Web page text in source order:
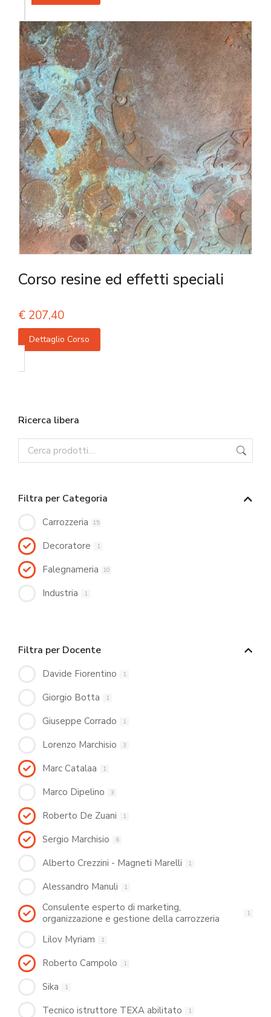
Corso resine ed effetti speciali
€ 207,40
Dettaglio Corso
Ricerca libera
Filtra per Categoria
Carrozzeria 15
Decoratore 1
Falegnameria 10
Industria 1
Filtra per Docente
Davide Fiorentino 1
Giorgio Botta 1
Giuseppe Corrado 1
Lorenzo Marchisio 3
Marc Catalaa 1
Marco Dipelino 3
Roberto De Zuani 1
Sergio Marchisio 6
Alberto Crezzini - Magneti Marelli 1
Alessandro Manuli 1
Consulente esperto di marketing,
organizzazione e gestione della carrozzeria
1
Lilov Myriam 1
Roberto Campolo 1
Sika 1
Tecnico istruttore TEXA abilitato 1